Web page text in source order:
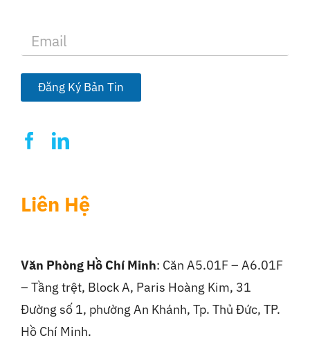
a
i
*
Đăng Ký Bản Tin
Liên Hệ
Văn Phòng Hồ Chí Minh: Căn A5.01F – A6.01F
– Tầng trệt, Block A, Paris Hoàng Kim, 31
Đường số 1, phường An Khánh, Tp. Thủ Đức, TP.
Hồ Chí Minh.